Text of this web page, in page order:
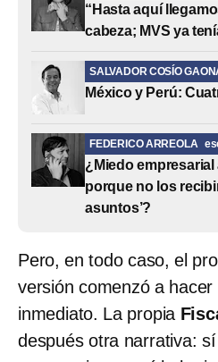
“Hasta aquí
cabeza; MVS ya
SALVADOR COSÍO
México y Perú:
FEDERICO ARREOLA
¿Miedo
porque no los
asuntos’?
Pero, en todo caso, el
versión comenzó a hacer
inmediato. La propia
después otra narrativa: